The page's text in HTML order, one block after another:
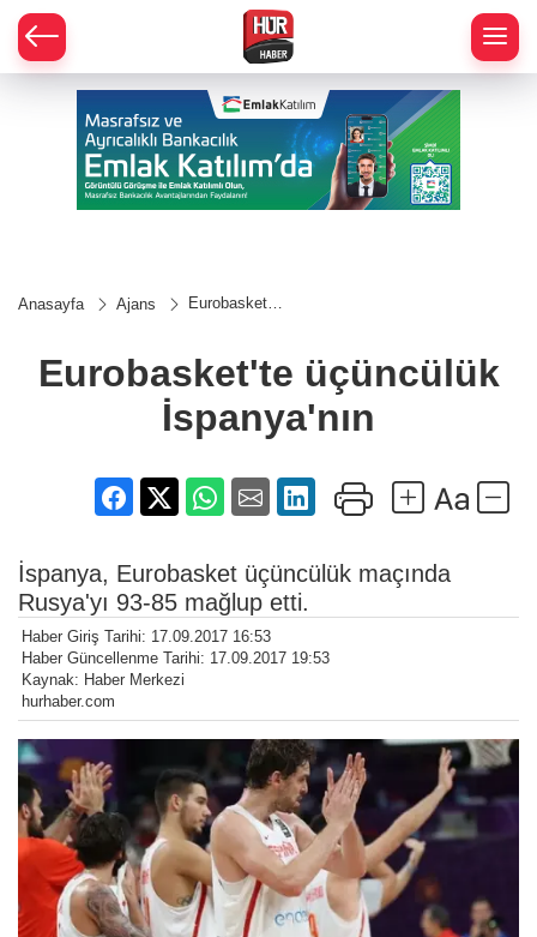
Anasayfa Ajans
Eurobasket'te
Eurobasket'te üçüncülük
İspanya'nın
İspanya, Eurobasket üçüncülük maçında
Rusya'yı 93-85 mağlup etti.
Haber Giriş Tarihi: 17.09.2017 16:53
Haber Güncellenme Tarihi: 17.09.2017 19:53
Kaynak: Haber Merkezi
hurhaber.com